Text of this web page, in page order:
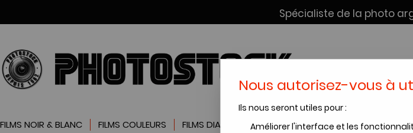
Spécialiste de la photo
FILMS NOIR & BLANC FILMS COULEURS FILMS DIAPOSITIVES SERVICE DÉV. + SCAN
Nous autorisez-vous à
Ils nous seront utiles pour :
Améliorer l'interface et les